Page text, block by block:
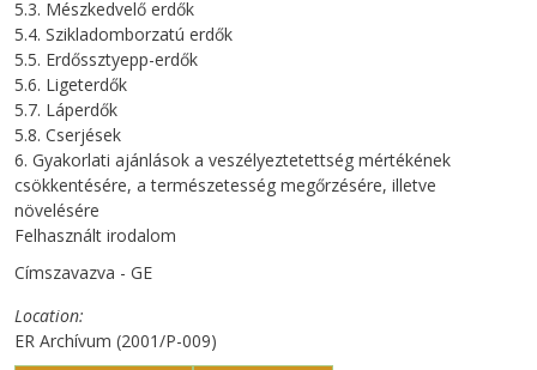
5.3. Mészkedvelő erdők
5.4. Szikladomborzatú erdők
5.5. Erdőssztyepp-erdők
5.6. Ligeterdők
5.7. Láperdők
5.8. Cserjések
6. Gyakorlati ajánlások a veszélyeztetettség mértékének
csökkentésére, a természetesség megőrzésére, illetve
növelésére
Felhasznált irodalom
Címszavazva - GE
Location
ER Archívum (2001/P-009)